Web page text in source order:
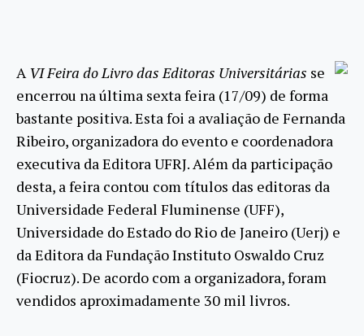
AVI Feira do Livro das Editoras Universitárias se
encerrou na última sexta feira (17/09) de forma
bastante positiva. Esta foi a avaliação de Fernanda
Ribeiro, organizadora do evento e coordenadora
executiva da Editora UFRJ. Além da participação
desta, a feira contou com títulos das editoras da
Universidade Federal Fluminense (UFF),
Universidade do Estado do Rio de Janeiro (Uerj) e
da Editora da Fundação Instituto Oswaldo Cruz
(Fiocruz). De acordo com a organizadora, foram
vendidos aproximadamente 30 mil livros.